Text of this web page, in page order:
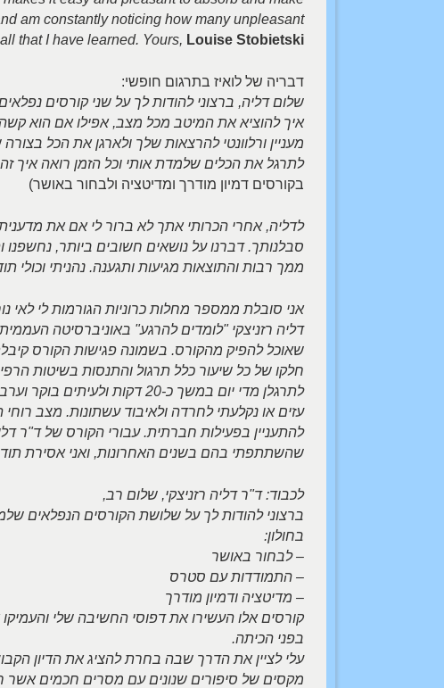
am constantly noticing how many unpleasant
that I have learned. Yours, Louise Stobietski
דבריה של לואיז בתרגום חופשי:
שלום דליה, ברצוני להודות לך על שני קורסים
איך להוציא את המיטב מכל מצב, אפילו אם הוא
מעניין ורלוונטי להרצאות שלך ולארגן את הכל
לתרגל את הכלים שלמדת אותי וכל הזמן רואה איך
בקורסים דמיון מודרך ומדיטציה ולבחור באושר)
לדליה, אחרי הכרותי אתך לא ברור לי אם את
סבלנותך. דברנו על נושאים חשובים ביותר, נחשפנו
ממך רבות והתוצאות מגיעות ותגענה. נהניתי וכולי
דליה רזניצקי "לומדים להרגע" באוניברסיטה
שאוכל להפיק מהקורס. בשמונה פגישות הקורס
חלקו של כל שיעור כלל תרגול והתנסות בשיטות
לתרגלן מדי יום במשך כ-20
עזים או נקלעתי לחרדה ולאיבוד עשתונות. מצב
להתעניין בפעילות חברתית. עבורי הקורס של ד"ר
שהשתתפתי בהם בשנים האחרונות, ואני אסירת
לכבוד: ד"ר דליה רזניצקי, שלום רב,
ברצוני להודות לך על שלושת הקורסים הנפלאים
בחולון:
– לבחור באושר
– התמודדות עם סטרס
– מדיטציה ודמיון מודרך
קורסים אלו העשירו את דפוסי החשיבה שלי
בפני הכיתה.
עלי לציין את הדרך שבה בחרת להציג את הדיון
מקסים של סיפורים שנונים עם מסרים חכמים אשר